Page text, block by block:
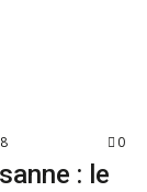
0
: le